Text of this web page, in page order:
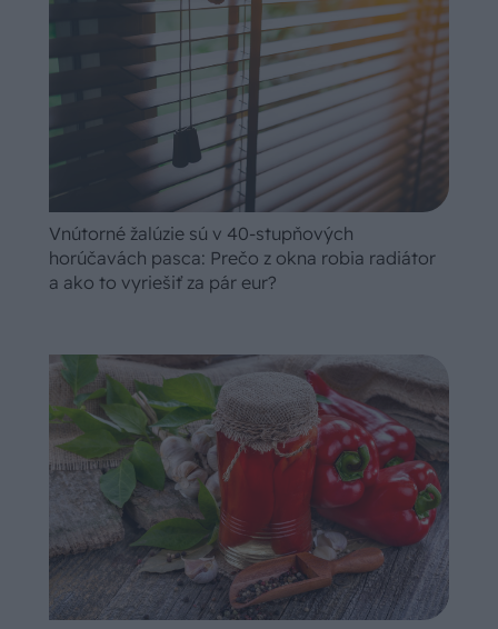
Vnútorné žalúzie sú v 40-stupňových
horúčavách pasca: Prečo z okna robia radiátor
a ako to vyriešiť za pár eur?